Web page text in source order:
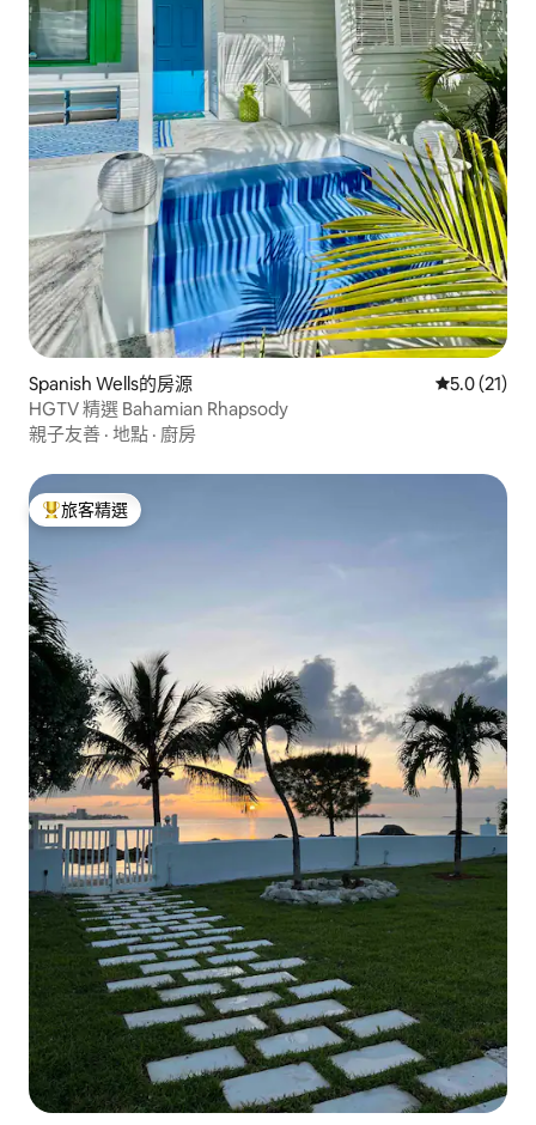
Spanish Wells的房源 從 21 則評
5.0 (21)
HGTV 精選 Bahamian Rhapsody
親子友善 · 地點 · 廚房
旅客精選榜首
旅客精選